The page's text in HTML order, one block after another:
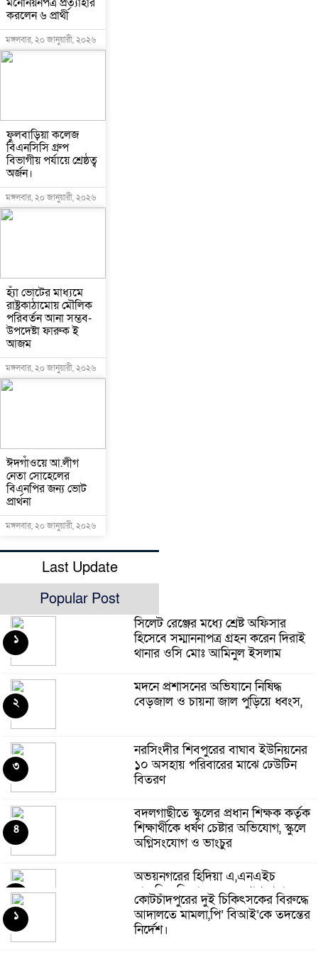
করলেন ৬ প্রার্থী
মঙ্গলবার, ২০ জানুয়ারী, ২০২৬
ফুলবাড়িয়া কলেজ
বিএনসিসি গ্রুপ
বিভাগীয় পর্যায়ে শ্রেষ্ঠত্ব
অর্জন।
মঙ্গলবার, ২০ জানুয়ারী, ২০২৬
হ্যাঁ ভোটের মাধ্যমে
রাষ্ট্রকাঠামোয় মৌলিক
পরিবর্তন আনা সম্ভব-
উপদেষ্টা ফারুক ই
আজম
মঙ্গলবার, ২০ জানুয়ারী, ২০২৬
ঈদগাঁওয়ে আ.লীগ
নেতা সোহেলের
বিএনপির জন্য ভোট
প্রার্থনা
মঙ্গলবার, ২০ জানুয়ারী, ২০২৬
Last Update
Popular Post
সিলেট রেঞ্জের মধ্যে শ্রেষ্ট অফিসার
হিসেবে সম্মাননাপত্র গ্রহন করেন দিরাই
থানার ওসি মোঃ আমিনুল ইসলাম
১
মদনে প্রশাসনের অভিযানে নিষিদ্ধ
বেড়জাল ও চায়না জাল পুড়িয়ে ধ্বংস,
২
নরসিংদীর শিবপুরের বাঘাব ইউনিয়নের
১০ অসহায় পরিবারের মাঝে ঢেউটিন
বিতরণ
৩
বদলগাছীতে স্কুলের প্রধান শিক্ষক কর্তৃক
শিক্ষার্থীকে ধর্ষণ চেষ্টার অভিযোগ, স্কুলে
অগ্নিসংযোগ ও ভাংচুর
৪
অভয়নগরের হিদিয়া এ,এনএইচ
মাধ্যমিক বিদ্যালয়ের ভরপ্রাপ্ত প্রধান
শিক্ষক শাহনাজ পারভীনের বিরুদ্ধে
অনিয়মের অভিযোগ
৫
কোটচাঁদপুরের দুই চিকিৎসকের বিরুদ্ধে
আদালতে মামলা,পি’ বিআই’কে তদন্তের
নির্দেশ।
১